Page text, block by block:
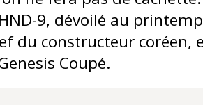
9, dévoilé au
du constructeur coréen,
Coupé.